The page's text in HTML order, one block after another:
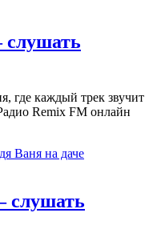
где каждый трек звучит
Remix FM онлайн
слушать